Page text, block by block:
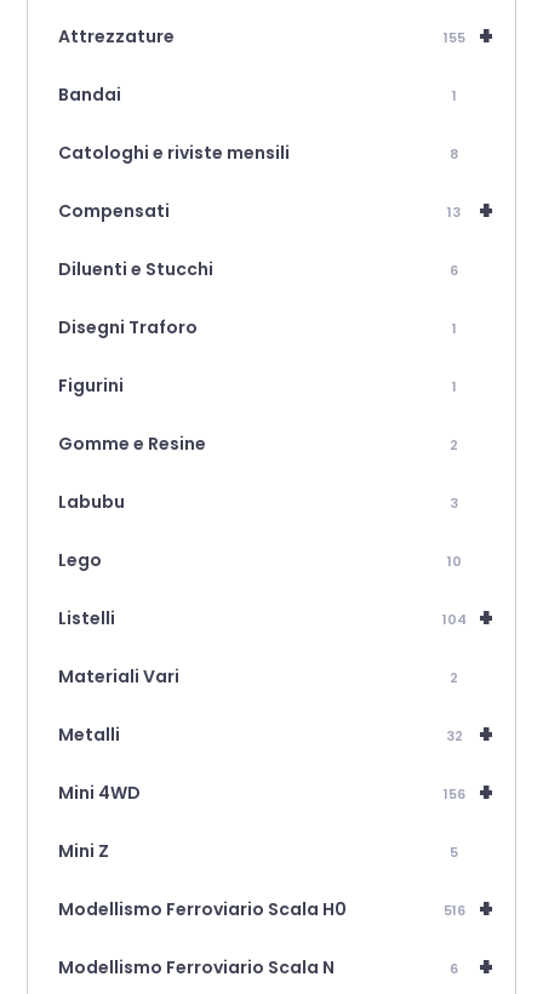
+
Attrezzature 155
Bandai 1
Catologhi e riviste mensili 8
+
Compensati 13
Diluenti e Stucchi 6
Disegni Traforo 1
Figurini 1
Gomme e Resine 2
Labubu 3
Lego 10
+
Listelli 104
Materiali Vari 2
+
Metalli 32
+
Mini 4WD 156
Mini Z 5
+
Modellismo Ferroviario Scala H0 516
+
Modellismo Ferroviario Scala N 6